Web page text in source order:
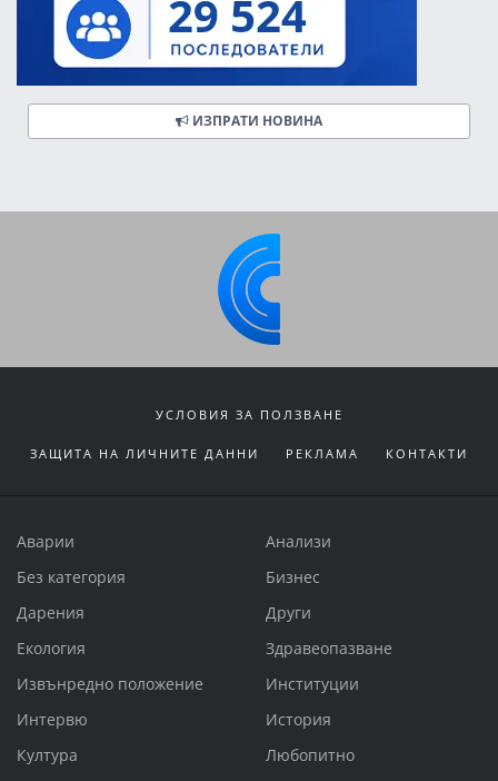
ИЗПРАТИ НОВИНА
УСЛОВИЯ ЗА ПОЛЗВАНЕ
ЗАЩИТА НА ЛИЧНИТЕ ДАННИ РЕКЛАМА КОНТАКТИ
Аварии
Анализи
Без категория
Бизнес
Дарения
Други
Екология
Здравеопазване
Извънредно положение
Институции
Интервю
История
Култура
Любопитно